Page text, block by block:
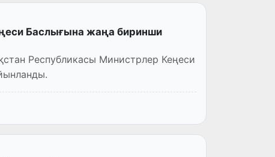
Баслығына жаңа биринши
Республикасы Министрлер Кеңеси